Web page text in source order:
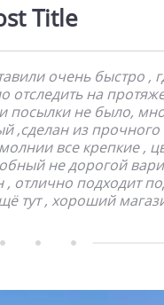
Title
очень быстро ,
на
посылки не было,
,сделан из прочного
все крепкие ,
не дорогой
отлично подходит
тут , хороший